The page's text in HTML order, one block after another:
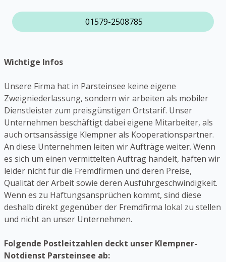
01579-2508785
Wichtige Infos
Unsere Firma hat in Parsteinsee keine eigene
Zweigniederlassung, sondern wir arbeiten als mobiler
Dienstleister zum preisgünstigen Ortstarif. Unser
Unternehmen beschäftigt dabei eigene Mitarbeiter, als
auch ortsansässige Klempner als Kooperationspartner.
An diese Unternehmen leiten wir Aufträge weiter. Wenn
es sich um einen vermittelten Auftrag handelt, haften wir
leider nicht für die Fremdfirmen und deren Preise,
Qualität der Arbeit sowie deren Ausführgeschwindigkeit.
Wenn es zu Haftungsansprüchen kommt, sind diese
deshalb direkt gegenüber der Fremdfirma lokal zu stellen
und nicht an unser Unternehmen.
Folgende Postleitzahlen deckt unser Klempner-
Notdienst Parsteinsee ab: